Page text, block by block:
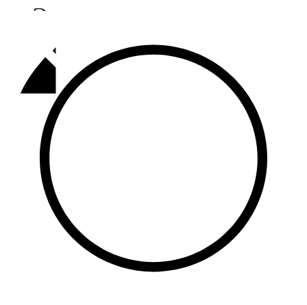
Әлмәт
92,9 FM
Базарлы матак
107,1 FM
Балык бистәсе
104,9 FM
Баулы
107,5 FM
Биләр